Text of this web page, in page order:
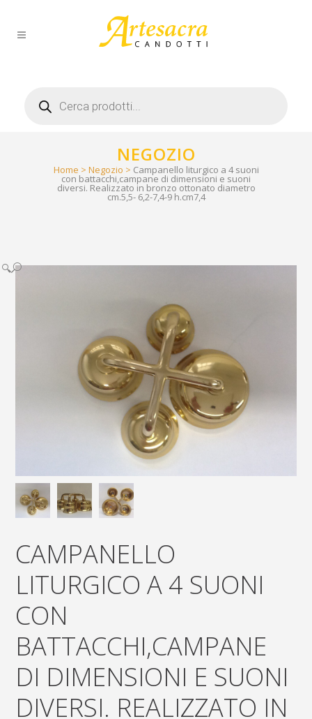
search
NEGOZIO
Home > Negozio > Campanello liturgico a 4 suoni
con battacchi,campane di dimensioni e suoni
diversi. Realizzato in bronzo ottonato diametro
cm.5,5- 6,2-7,4-9 h.cm7,4
🔍
CAMPANELLO
LITURGICO A 4 SUONI
CON
BATTACCHI,CAMPANE
DI DIMENSIONI E SUONI
DIVERSI. REALIZZATO IN